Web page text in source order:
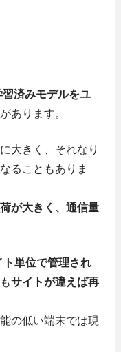
済みモデルをユ
あります。
大きく、それなり
ることもありま
が大きく、通信量
ト単位で管理され
サイトが違えば再
の低い端末では現